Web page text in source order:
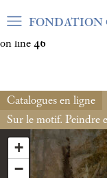
Warning: Undefined
on line 46
FONDATION
Catalogues en ligne
Sur le motif. Peindre
+
−